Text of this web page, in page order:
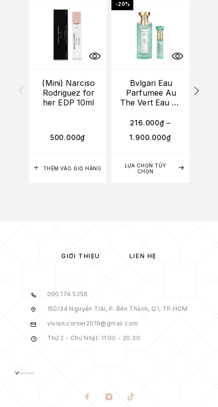
THÊM VÀO GIỎ HÀNG
(Mini) Narciso
Rodriguez for
her EDP 10ml
500.000₫
-20%
LỰA CHỌN TÙY
CHỌN
Bvlgari Eau
Parfumee Au
The Vert Eau De
216.000₫ –
1.900.000₫
GIỚI THIỆU LIÊN HỆ
090.174.5356
150/34 Nguyễn Trãi, P. Bến Thành, Q1, TP.HCM
vivian.corner2019@gmail.com
Thứ 2 - Chủ Nhật: 11:00 - 20:30